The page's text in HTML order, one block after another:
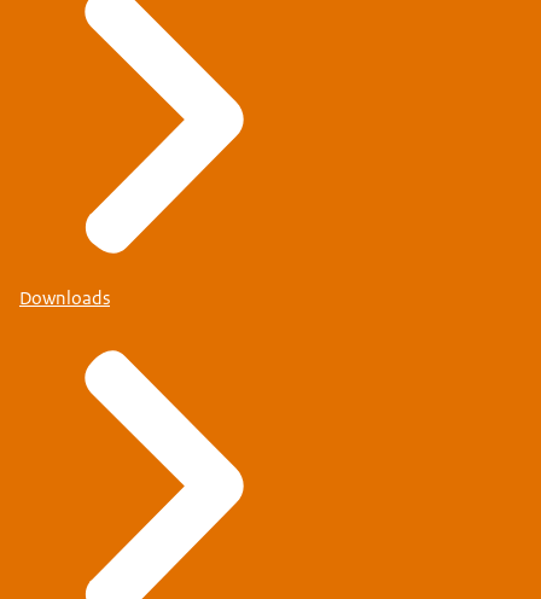
Downloads